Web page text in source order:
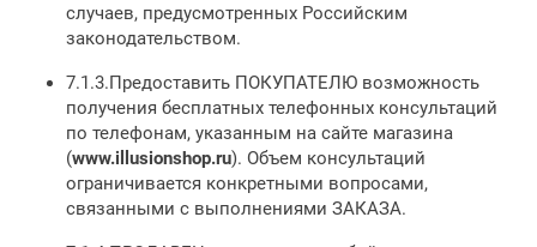
случаев, предусмотренных Российским
законодательством.
7.1.3.Предоставить ПОКУПАТЕЛЮ возможность
получения бесплатных телефонных консультаций
по телефонам, указанным на сайте магазина
(www.illusionshop.ru). Объем консультаций
ограничивается конкретными вопросами,
связанными с выполнениями ЗАКАЗА.